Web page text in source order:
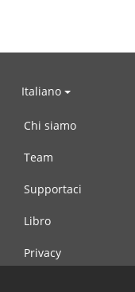
Italiano
Chi siamo
Team
Supportaci
Libro
Privacy